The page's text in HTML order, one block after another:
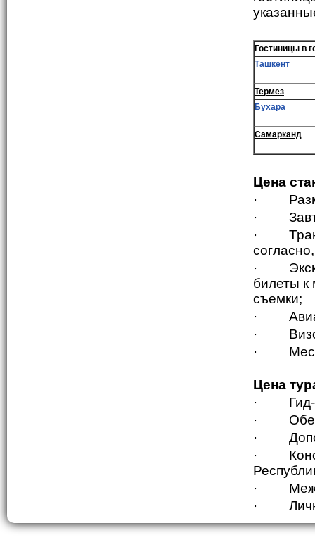
Гостиницы в
Ташкент
Термез
Бухара
Самарканд
Цена
·
·
·
·
билеты к
съемки;
·
·
·
Цена
·
·
·
·
·
·